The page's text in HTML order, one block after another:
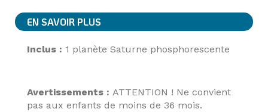
EN SAVOIR PLUS
Inclus : 1 planète Saturne phosphorescente
Avertissements : ATTENTION ! Ne convient
pas aux enfants de moins de 36 mois.